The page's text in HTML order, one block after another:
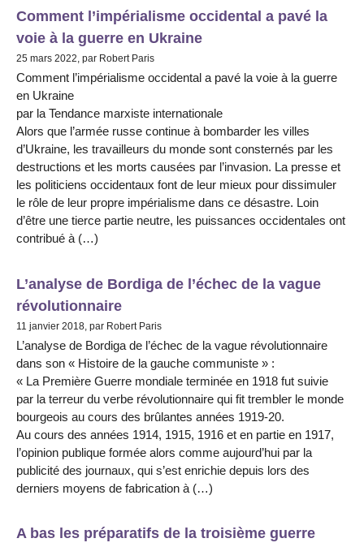
Comment l’impérialisme occidental a pavé la
voie à la guerre en Ukraine
25 mars 2022, par Robert Paris
Comment l’impérialisme occidental a pavé la voie à la guerre
en Ukraine
par la Tendance marxiste internationale
Alors que l’armée russe continue à bombarder les villes
d’Ukraine, les travailleurs du monde sont consternés par les
destructions et les morts causées par l’invasion. La presse et
les politiciens occidentaux font de leur mieux pour dissimuler
le rôle de leur propre impérialisme dans ce désastre. Loin
d’être une tierce partie neutre, les puissances occidentales ont
contribué à (…)
L’analyse de Bordiga de l’échec de la vague
révolutionnaire
11 janvier 2018, par Robert Paris
L’analyse de Bordiga de l’échec de la vague révolutionnaire
dans son « Histoire de la gauche communiste » :
« La Première Guerre mondiale terminée en 1918 fut suivie
par la terreur du verbe révolutionnaire qui fit trembler le monde
bourgeois au cours des brûlantes années 1919-20.
Au cours des années 1914, 1915, 1916 et en partie en 1917,
l’opinion publique formée alors comme aujourd’hui par la
publicité des journaux, qui s’est enrichie depuis lors des
derniers moyens de fabrication à (…)
A bas les préparatifs de la troisième guerre